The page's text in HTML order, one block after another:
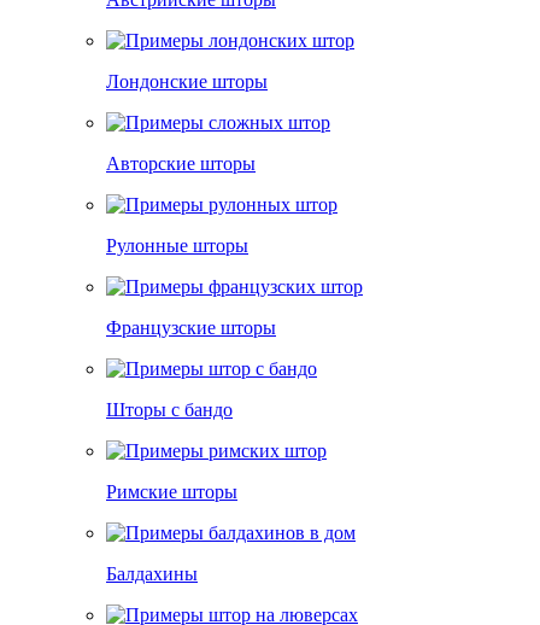
Лондонские шторы
Авторские шторы
Рулонные шторы
Французские шторы
Шторы с бандо
Римские шторы
Балдахины